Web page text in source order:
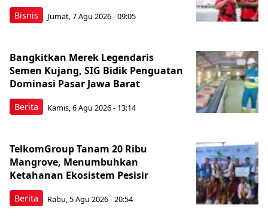
Bisnis Jumat, 7 Agu 2026 - 09:05
Berita
Bangkitkan Merek Legendaris
Semen Kujang, SIG Bidik Penguatan
Dominasi Pasar Jawa Barat
Kamis, 6 Agu 2026 - 13:14
Berita
TelkomGroup Tanam 20 Ribu
Mangrove, Menumbuhkan
Ketahanan Ekosistem Pesisir
Rabu, 5 Agu 2026 - 20:54